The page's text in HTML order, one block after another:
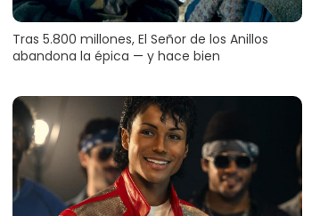
Tras 5.800 millones, El Señor de los Anillos
abandona la épica — y hace bien